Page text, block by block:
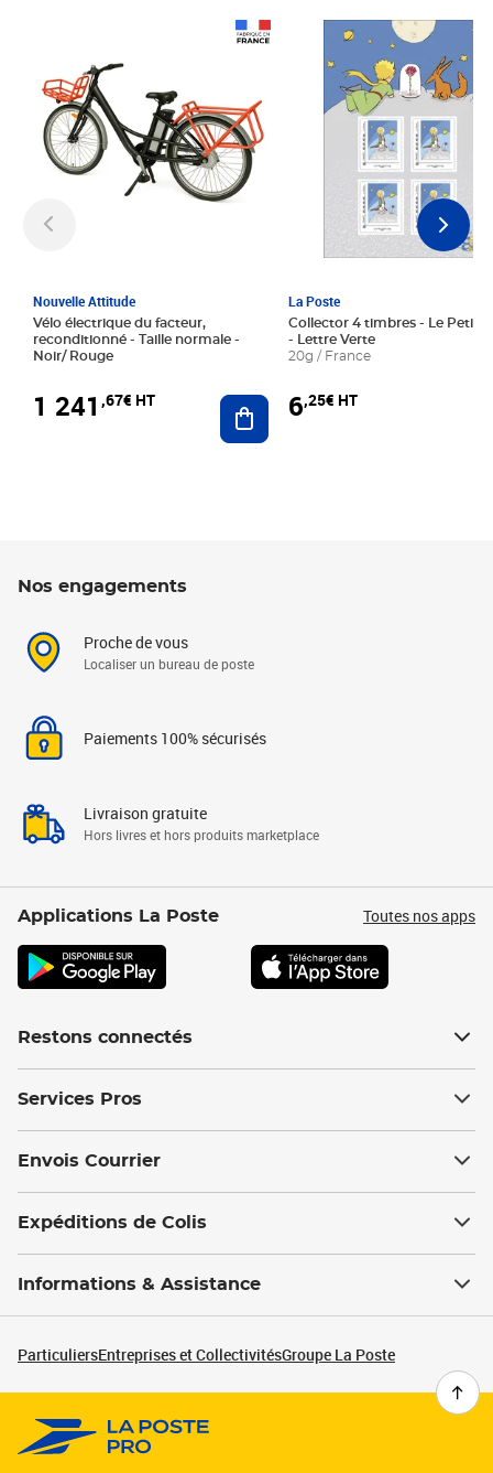
Nouvelle Attitude
Vélo électrique du facteur,
reconditionné - Taille normale -
Noir/ Rouge
1 241 ,67€ HT Ajouter au panier
La Poste
Collector 4 timbres - Le Petit
- Lettre Verte
20g / France
6,25€ HT
Prix 6,25€ HT
Nos engagements
Proche de vous
Localiser un bureau de poste
Paiements 100% sécurisés
Livraison gratuite
Hors livres et hors produits marketplace
Applications La Poste Toutes nos apps
Restons connectés
Services Pros
Envois Courrier
Expéditions de Colis
Informations & Assistance
ParticuliersEntreprises et CollectivitésGroupe La Poste